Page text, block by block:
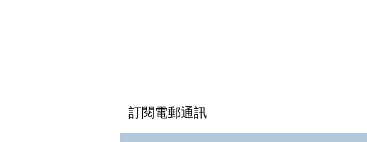
訂閱電郵通訊